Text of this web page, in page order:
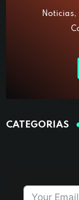
Noticias,
CATEGORIAS